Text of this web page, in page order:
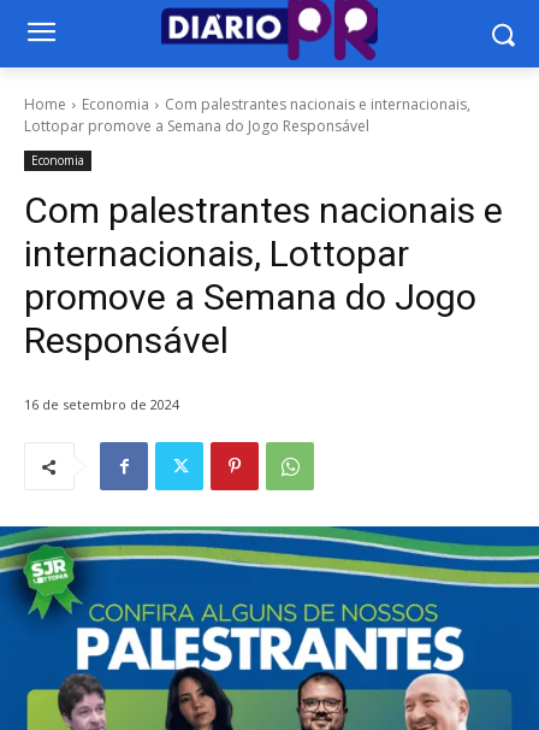
Home Economia
Com palestrantes nacionais e internacionais,
Lottopar promove a Semana do Jogo Responsável
Economia
Com palestrantes nacionais e
internacionais, Lottopar
promove a Semana do Jogo
Responsável
16 de setembro de 2024